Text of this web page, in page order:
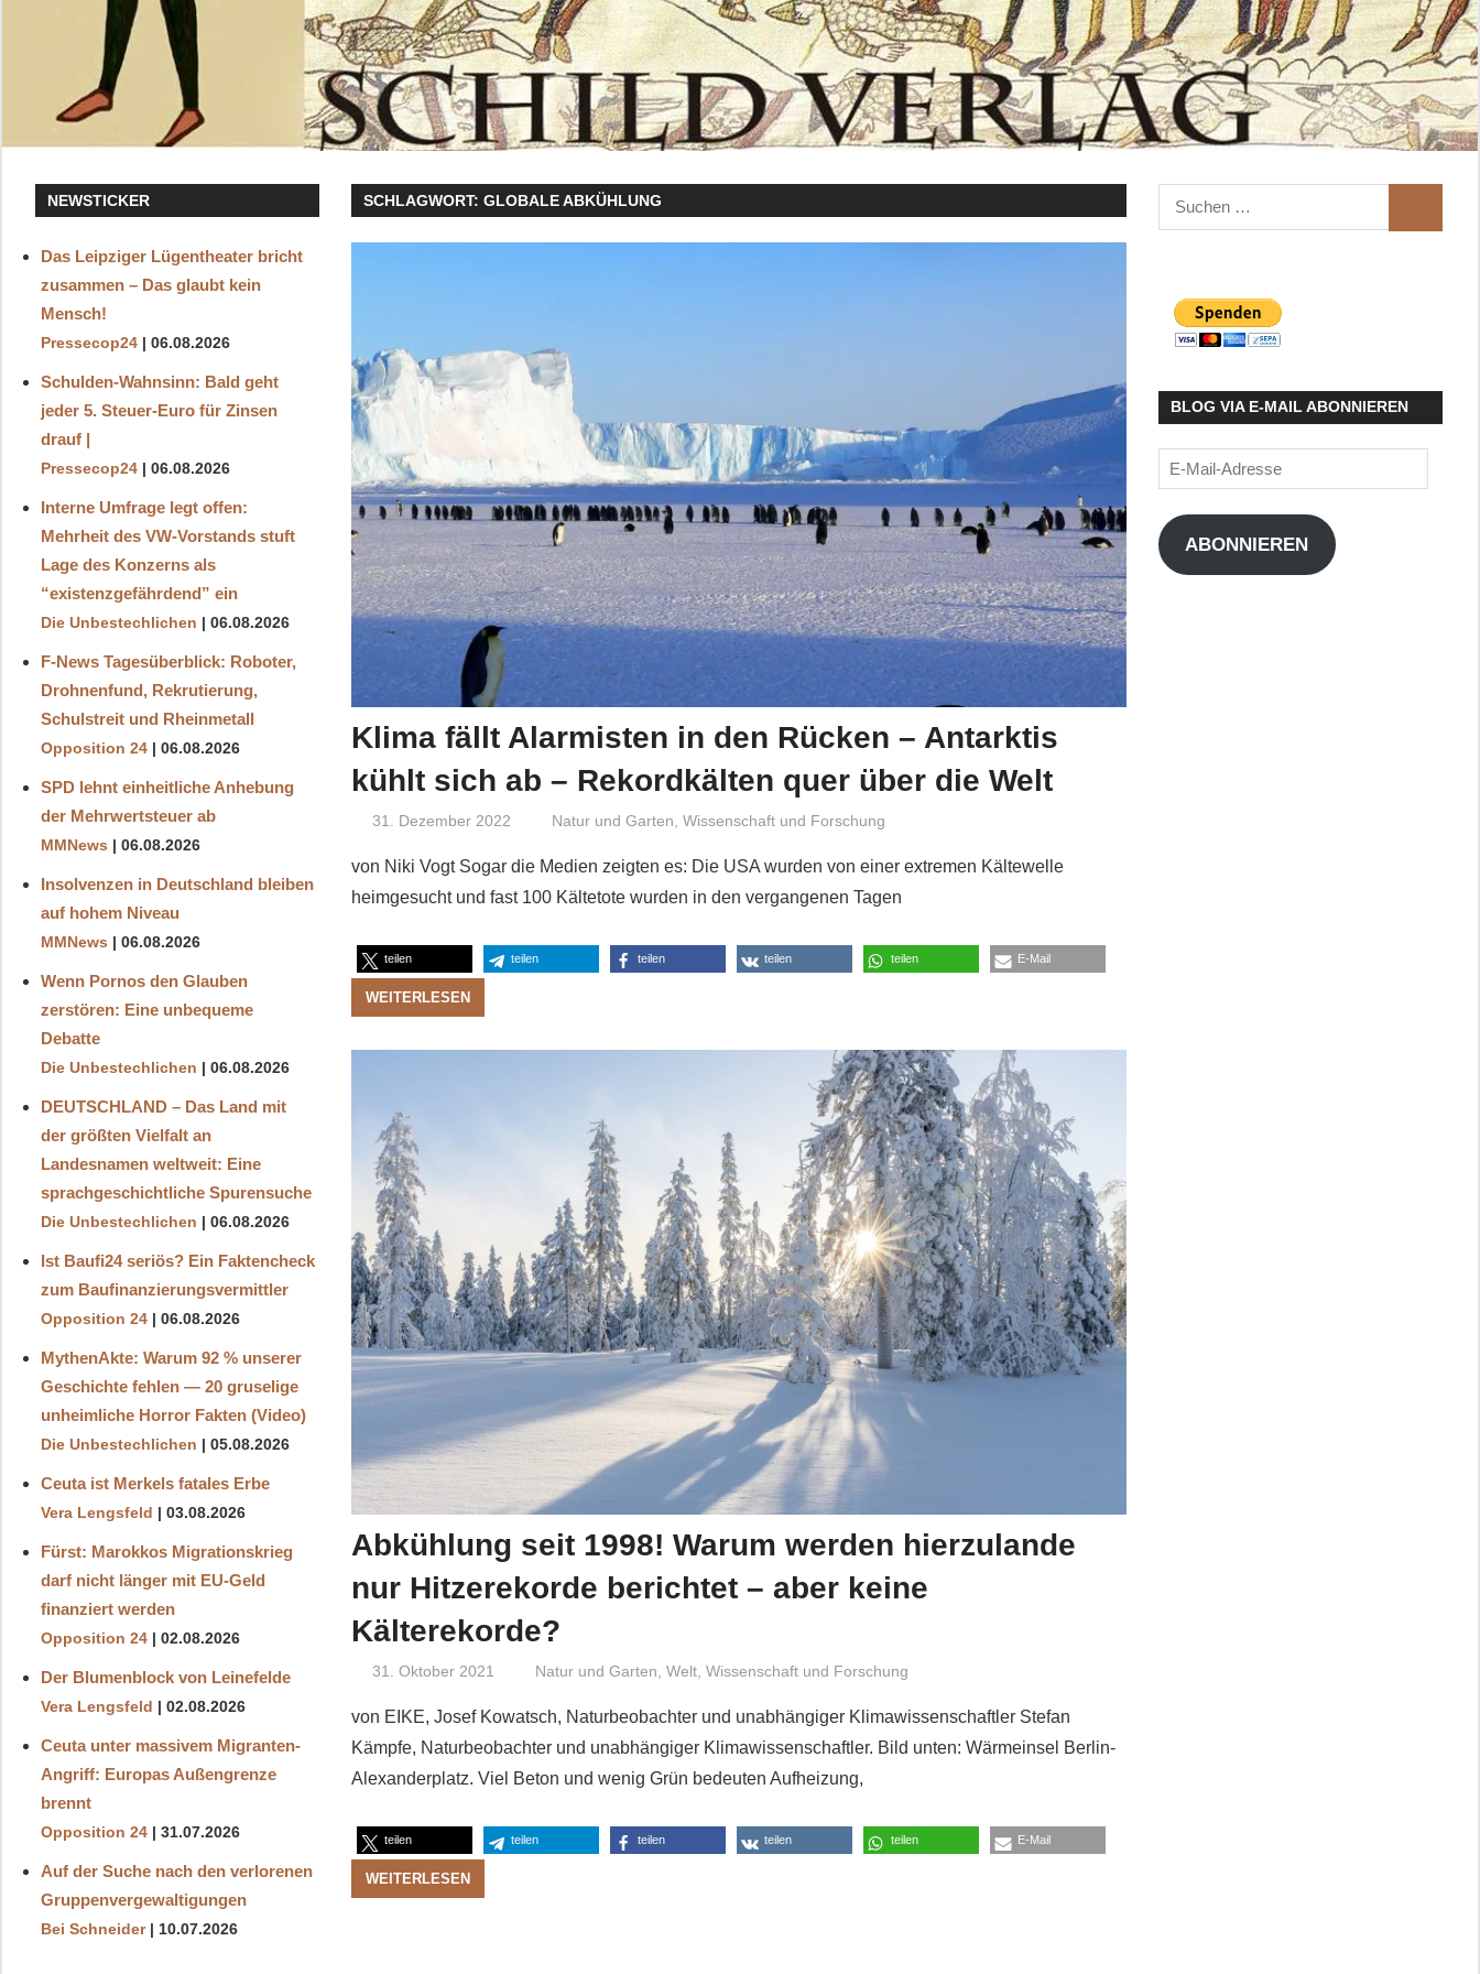
SCHLAGWORT:GLOBALE ABKÜHLUNG
Klima fällt Alarmisten in den Rücken – Antarktis
kühlt sich ab – Rekordkälten quer über die Welt
31. Dezember 2022 Niki Vogt
Natur und Garten Wissenschaft und Forschung
von Niki Vogt Sogar die Medien zeigten es: Die USA wurden von einer extremen Kältewelle
heimgesucht und fast 100 Kältetote wurden in den vergangenen Tagen
teilen teilen teilen teilen teilen E-Mail
WEITERLESEN
Abkühlung seit 1998! Warum werden hierzulande
nur Hitzerekorde berichtet – aber keine
Kälterekorde?
31. Oktober 2021 Niki Vogt
Natur und Garten, Welt, Wissenschaft und Forschung
von EIKE, Josef Kowatsch, Naturbeobachter und unabhängiger Klimawissenschaftler Stefan
Kämpfe, Naturbeobachter und unabhängiger Klimawissenschaftler. Bild unten: Wärmeinsel Berlin-
Alexanderplatz. Viel Beton und wenig Grün bedeuten Aufheizung,
teilen teilen teilen teilen teilen E-Mail
WEITERLESEN
NEWSTICKER
Das Leipziger Lügentheater bricht
zusammen – Das glaubt kein
Mensch!
Pressecop24 06.08.2026
Schulden-Wahnsinn: Bald geht
jeder 5. Steuer-Euro für Zinsen
drauf |
Pressecop24 06.08.2026
Interne Umfrage legt offen:
Mehrheit des VW-Vorstands stuft
Lage des Konzerns als
“existenzgefährdend” ein
Die Unbestechlichen 06.08.2026
F-News Tagesüberblick: Roboter,
Drohnenfund, Rekrutierung,
Schulstreit und Rheinmetall
Opposition 24 06.08.2026
SPD lehnt einheitliche Anhebung
der Mehrwertsteuer ab
MMNews 06.08.2026
Insolvenzen in Deutschland bleiben
auf hohem Niveau
MMNews 06.08.2026
Wenn Pornos den Glauben
zerstören: Eine unbequeme
Debatte
Die Unbestechlichen 06.08.2026
DEUTSCHLAND – Das Land mit
der größten Vielfalt an
Landesnamen weltweit: Eine
sprachgeschichtliche Spurensuche
Die Unbestechlichen 06.08.2026
Ist Baufi24 seriös? Ein Faktencheck
zum Baufinanzierungsvermittler
Opposition 24 06.08.2026
MythenAkte: Warum 92 % unserer
Geschichte fehlen — 20 gruselige
unheimliche Horror Fakten (Video)
Die Unbestechlichen 05.08.2026
Ceuta ist Merkels fatales Erbe
Vera Lengsfeld 03.08.2026
Fürst: Marokkos Migrationskrieg
darf nicht länger mit EU-Geld
finanziert werden
Opposition 24 02.08.2026
Der Blumenblock von Leinefelde
Vera Lengsfeld 02.08.2026
Ceuta unter massivem Migranten-
Angriff: Europas Außengrenze
brennt
Opposition 24 31.07.2026
Auf der Suche nach den verlorenen
Gruppenvergewaltigungen
Bei Schneider 10.07.2026
Suchen
nach:
BLOG VIA E-MAIL ABONNIEREN
E-
Mail-
Adresse
ABONNIEREN